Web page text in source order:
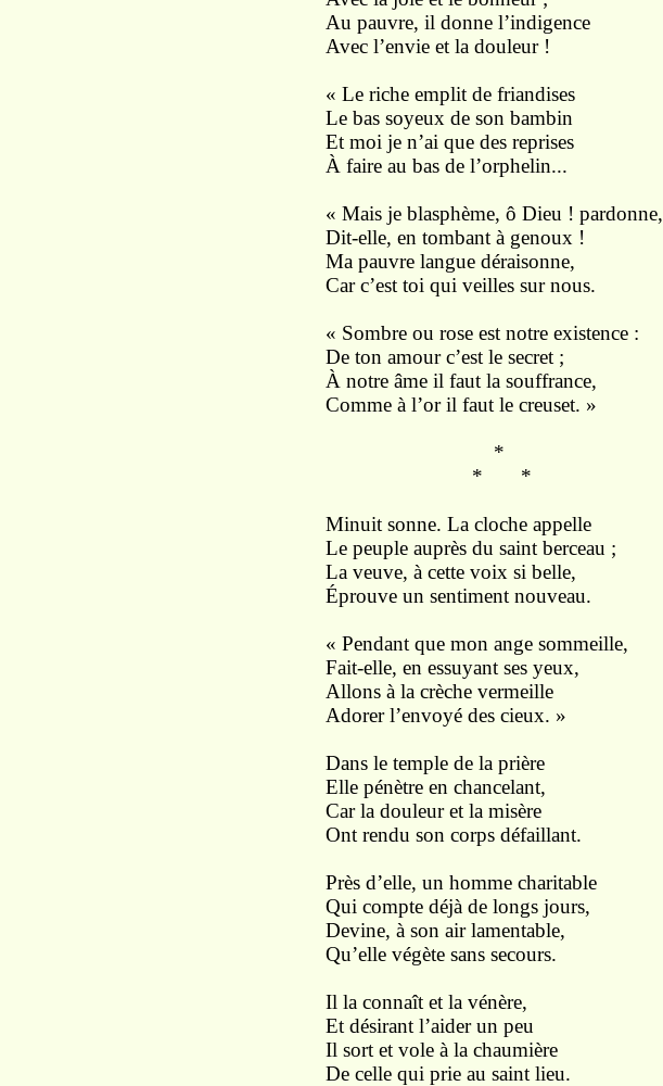
Au pauvre, il donne l’indigence
Avec l’envie et la douleur !
« Le riche emplit de friandises
Le bas soyeux de son bambin
Et moi je n’ai que des reprises
À faire au bas de l’orphelin...
« Mais je blasphème, ô Dieu ! pardonne,
Dit-elle, en tombant à genoux !
Ma pauvre langue déraisonne,
Car c’est toi qui veilles sur nous.
« Sombre ou rose est notre existence :
De ton amour c’est le secret ;
À notre âme il faut la souffrance,
Comme à l’or il faut le creuset. »
*
* *
Minuit sonne. La cloche appelle
Le peuple auprès du saint berceau ;
La veuve, à cette voix si belle,
Éprouve un sentiment nouveau.
« Pendant que mon ange sommeille,
Fait-elle, en essuyant ses yeux,
Allons à la crèche vermeille
Adorer l’envoyé des cieux. »
Dans le temple de la prière
Elle pénètre en chancelant,
Car la douleur et la misère
Ont rendu son corps défaillant.
Près d’elle, un homme charitable
Qui compte déjà de longs jours,
Devine, à son air lamentable,
Qu’elle végète sans secours.
Il la connaît et la vénère,
Et désirant l’aider un peu
Il sort et vole à la chaumière
De celle qui prie au saint lieu.